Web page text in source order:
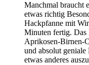
Manchmal braucht
etwas richtig
Hackpfanne mit
Minuten fertig.
Aprikosen-Birnen-
und absolut
etwas anderes